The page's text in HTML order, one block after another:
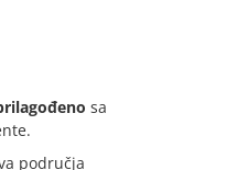
sa
područja